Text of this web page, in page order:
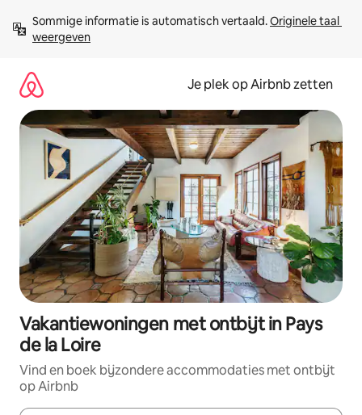
direct
naar
Sommige informatie is automatisch vertaald. Originele taal
weergeven
Je plek op Airbnb zetten
Vakantiewoningen met ontbijt in Pays
de la Loire
Vind en boek bijzondere accommodaties met ontbijt
op Airbnb